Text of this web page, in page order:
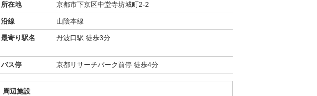
所在地 京都市下京区中堂寺坊城町2-2
沿線 山陰本線
最寄り駅名 丹波口駅 徒歩3分
バス停 京都リサーチパーク前停 徒歩4分
周辺施設